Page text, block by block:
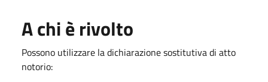
A chi è rivolto
Possono utilizzare la dichiarazione sostitutiva di atto
notorio: